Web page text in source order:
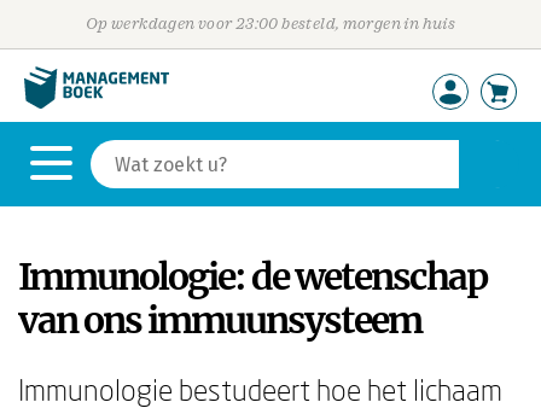
Op werkdagen voor 23:00 besteld, morgen in huis
Immunologie: de wetenschap
van ons immuunsysteem
Immunologie bestudeert hoe het lichaam